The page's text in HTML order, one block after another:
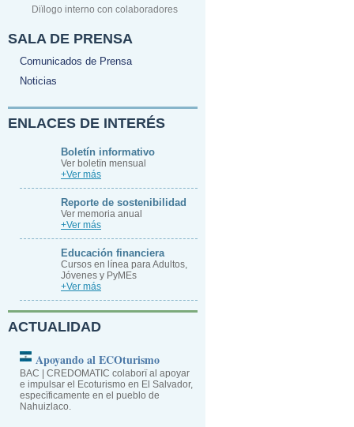
Diïlogo interno con colaboradores
SALA DE PRENSA
Comunicados de Prensa
Noticias
ENLACES DE INTERÉS
Boletín informativo
Ver boletïn mensual
+Ver más
Reporte de sostenibilidad
Ver memoria anual
+Ver más
Educación financiera
Cursos en línea para Adultos,
Jóvenes y PyMEs
+Ver más
ACTUALIDAD
Apoyando al ECOturismo
BAC | CREDOMATIC colaborï al apoyar
e impulsar el Ecoturismo en El Salvador,
especïficamente en el pueblo de
Nahuizlaco.